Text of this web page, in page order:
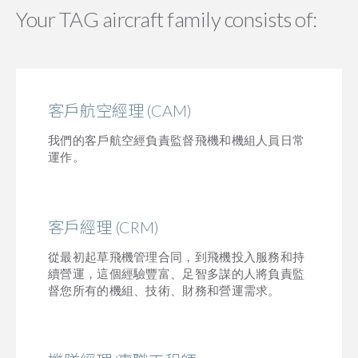
Your TAG aircraft family consists of:
客戶航空經理 (CAM)
我們的客戶航空經負責監督飛機和機組人員日常
運作。
客戶經理 (CRM)
從最初起草飛機管理合同，到飛機投入服務和持
續營運，這個經驗豐富、足智多謀的人將負責監
督您所有的機組、技術、財務和營運需求。